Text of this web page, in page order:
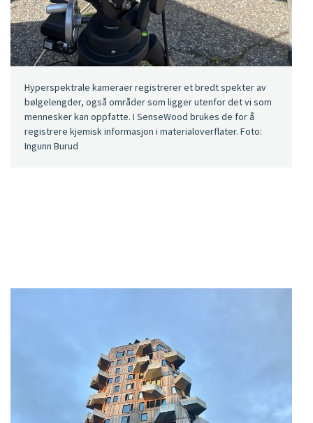
Hyperspektrale kameraer registrerer et bredt spekter av
bølgelengder, også områder som ligger utenfor det vi som
mennesker kan oppfatte. I SenseWood brukes de for å
registrere kjemisk informasjon i materialoverflater. Foto:
Ingunn Burud